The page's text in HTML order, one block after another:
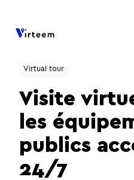
Virtual tour
Visite
les
publics
24/7